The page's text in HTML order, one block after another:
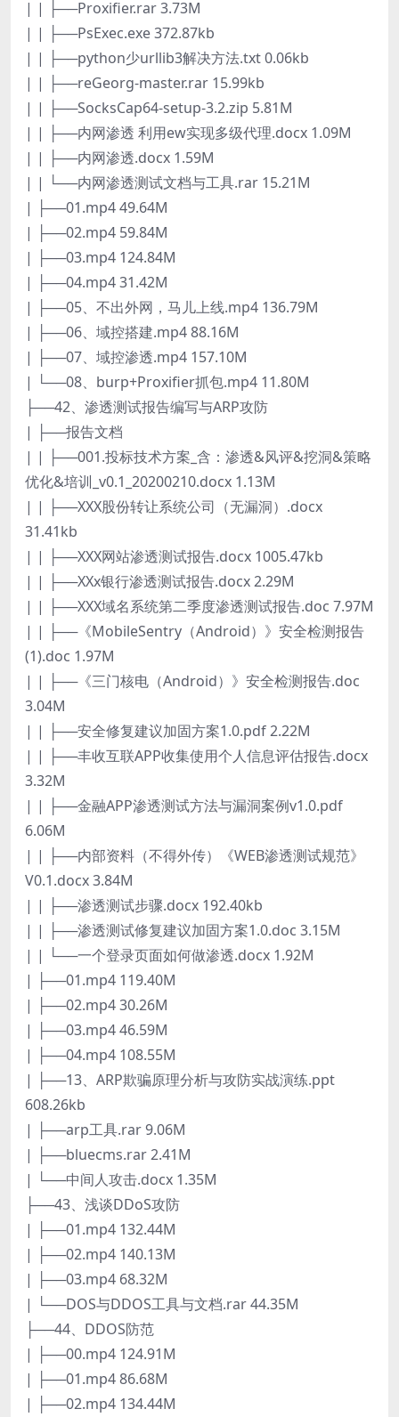
| | ├──Proxifier.rar 3.73M
| | ├──PsExec.exe 372.87kb
| | ├──python少urllib3解决方法.txt 0.06kb
| | ├──reGeorg-master.rar 15.99kb
| | ├──SocksCap64-setup-3.2.zip 5.81M
| | ├──内网渗透 利用ew实现多级代理.docx 1.09M
| | ├──内网渗透.docx 1.59M
| | └──内网渗透测试文档与工具.rar 15.21M
| ├──01.mp4 49.64M
| ├──02.mp4 59.84M
| ├──03.mp4 124.84M
| ├──04.mp4 31.42M
| ├──05、不出外网，马儿上线.mp4 136.79M
| ├──06、域控搭建.mp4 88.16M
| ├──07、域控渗透.mp4 157.10M
| └──08、burp+Proxifier抓包.mp4 11.80M
├──42、渗透测试报告编写与ARP攻防
| ├──报告文档
| | ├──001.投标技术方案_含：渗透&风评&挖洞&策略
优化&培训_v0.1_20200210.docx 1.13M
| | ├──XXX股份转让系统公司（无漏洞）.docx
31.41kb
| | ├──XXX网站渗透测试报告.docx 1005.47kb
| | ├──XXx银行渗透测试报告.docx 2.29M
| | ├──XXX域名系统第二季度渗透测试报告.doc 7.97M
| | ├──《MobileSentry（Android）》安全检测报告
(1).doc 1.97M
| | ├──《三门核电（Android）》安全检测报告.doc
3.04M
| | ├──安全修复建议加固方案1.0.pdf 2.22M
| | ├──丰收互联APP收集使用个人信息评估报告.docx
3.32M
| | ├──金融APP渗透测试方法与漏洞案例v1.0.pdf
6.06M
| | ├──内部资料（不得外传）《WEB渗透测试规范》
V0.1.docx 3.84M
| | ├──渗透测试步骤.docx 192.40kb
| | ├──渗透测试修复建议加固方案1.0.doc 3.15M
| | └──一个登录页面如何做渗透.docx 1.92M
| ├──01.mp4 119.40M
| ├──02.mp4 30.26M
| ├──03.mp4 46.59M
| ├──04.mp4 108.55M
| ├──13、ARP欺骗原理分析与攻防实战演练.ppt
608.26kb
| ├──arp工具.rar 9.06M
| ├──bluecms.rar 2.41M
| └──中间人攻击.docx 1.35M
├──43、浅谈DDoS攻防
| ├──01.mp4 132.44M
| ├──02.mp4 140.13M
| ├──03.mp4 68.32M
| └──DOS与DDOS工具与文档.rar 44.35M
├──44、DDOS防范
| ├──00.mp4 124.91M
| ├──01.mp4 86.68M
| ├──02.mp4 134.44M